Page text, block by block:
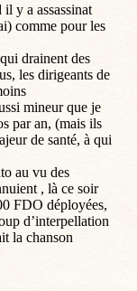
y a assassinat
comme pour les
drainent des
les dirigeants de
mineur que je
par an, (mais ils
de santé, à qui
au vu des
, là ce soir
FDO déployées,
d’interpellation
la chanson